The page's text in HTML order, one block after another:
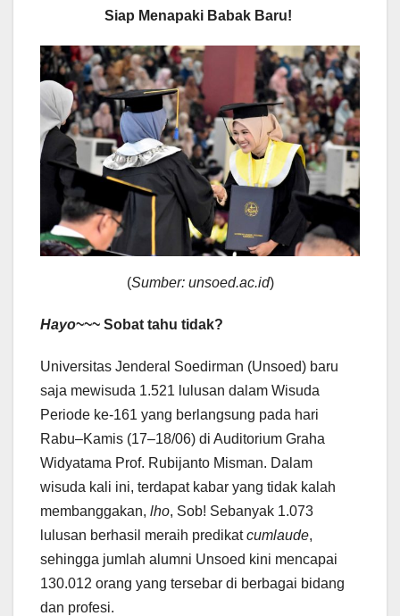
Siap Menapaki Babak Baru!
(Sumber: unsoed.ac.id)
Hayo~~~ Sobat tahu tidak?
Universitas Jenderal Soedirman (Unsoed) baru
saja mewisuda 1.521 lulusan dalam Wisuda
Periode ke-161 yang berlangsung pada hari
Rabu–Kamis (17–18/06) di Auditorium Graha
Widyatama Prof. Rubijanto Misman. Dalam
wisuda kali ini, terdapat kabar yang tidak kalah
membanggakan, lho, Sob! Sebanyak 1.073
lulusan berhasil meraih predikatcumlaude,
sehingga jumlah alumni Unsoed kini mencapai
130.012 orang yang tersebar di berbagai bidang
dan profesi.